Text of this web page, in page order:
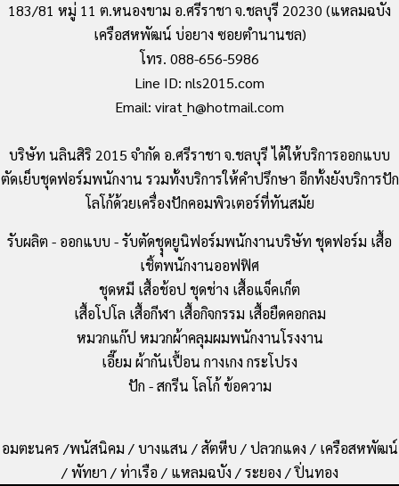
183/81 หมู่ 11 ต.หนองขาม อ.ศรีราชา จ.ชลบุรี 20230 (แหลมฉบัง
เครือสหพัฒน์ บ่อยาง ซอยตำนานชล)
โทร. 088-656-5986
Line ID: nls2015.com
Email: virat_h@hotmail.com
บริษัท นลินสิริ 2015 จำกัด อ.ศรีราชา จ.ชลบุรี ได้ให้บริการออกแบบ
ตัดเย็บชุดฟอร์มพนักงาน รวมทั้งบริการให้คำปรึกษา อีกทั้งยังบริการปัก
โลโก้ด้วยเครื่องปักคอมพิวเตอร์ที่ทันสมัย
รับผลิต - ออกแบบ - รับตัดชุุดยูนิฟอร์มพนักงานบริษัท ชุดฟอร์ม เสื้อ
เชิ้ตพนักงานออฟฟิศ
ชุดหมี เสื้อช้อป ชุดช่าง เสื้อแจ็คเก็ต
เสื้อโปโล เสื้อกีฬา เสื้อกิจกรรม เสื้อยืดคอกลม
หมวกแก๊ป หมวกผ้าคลุมผมพนักงานโรงงาน
เอี๊ยม ผ้ากันเปื้อน กางเกง กระโปรง
ปัก - สกรีน โลโก้ ข้อความ
อมตะนคร /พนัสนิคม / บางแสน / สัตหีบ / ปลวกแดง / เครือสหพัฒน์
/ พัทยา / ท่าเรือ / แหลมฉบัง / ระยอง / ปิ่นทอง